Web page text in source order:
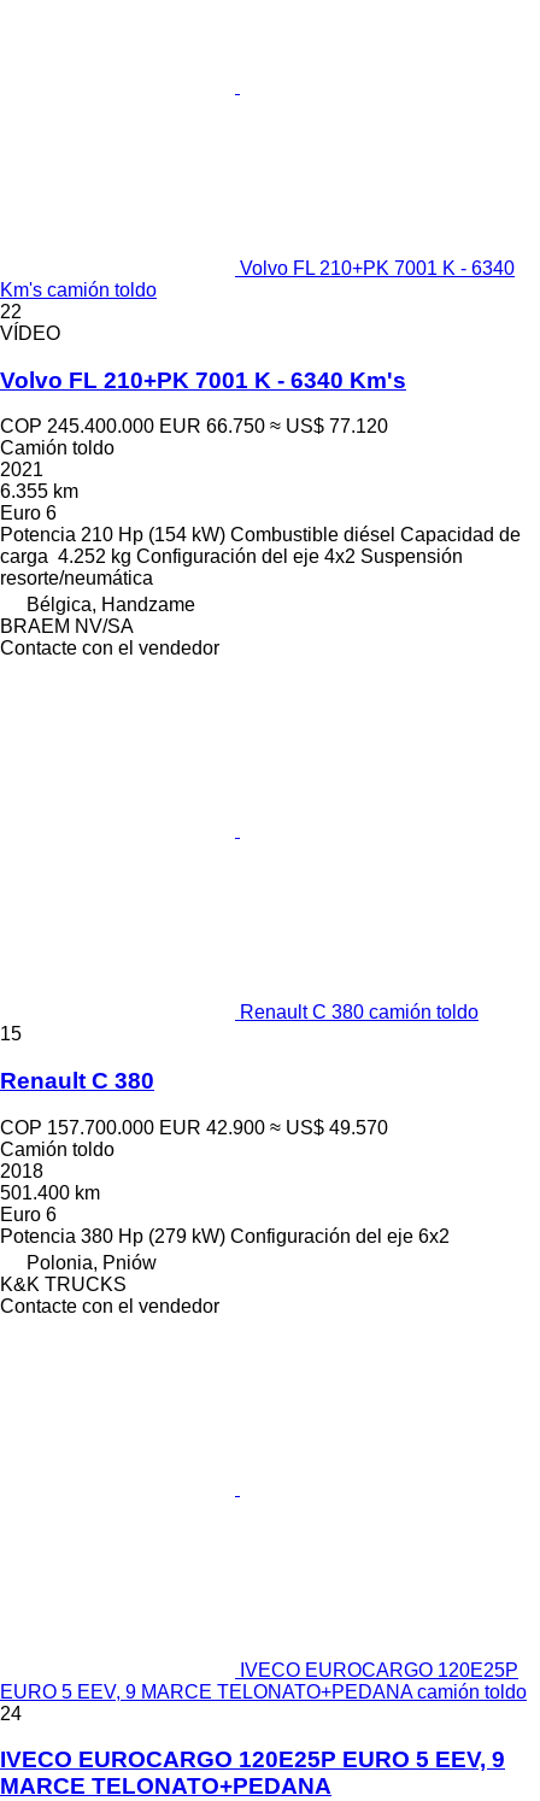
Volvo FL 210+PK 7001 K - 6340
Km's camión toldo
22
VÍDEO
Volvo FL 210+PK 7001 K - 6340 Km's
COP 245.400.000 EUR 66.750 ≈ US$ 77.120
Camión toldo
2021
6.355 km
Euro 6
Potencia 210 Hp (154 kW) Combustible diésel Capacidad de
carga 4.252 kg Configuración del eje 4x2 Suspensión
resorte/neumática
Bélgica, Handzame
BRAEM NV/SA
Contacte con el vendedor
Renault C 380 camión toldo
15
Renault C 380
COP 157.700.000 EUR 42.900 ≈ US$ 49.570
Camión toldo
2018
501.400 km
Euro 6
Potencia 380 Hp (279 kW) Configuración del eje 6x2
Polonia, Pniów
K&K TRUCKS
Contacte con el vendedor
IVECO EUROCARGO 120E25P
EURO 5 EEV, 9 MARCE TELONATO+PEDANA camión toldo
24
IVECO EUROCARGO 120E25P EURO 5 EEV, 9
MARCE TELONATO+PEDANA